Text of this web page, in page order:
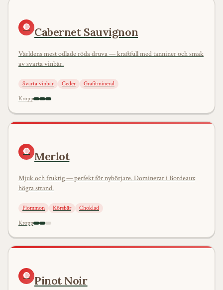
🔴 Cabernet Sauvignon
Världens mest odlade röda druva — kraftfull med tanniner och smak
av svarta vinbär.
Svarta vinbär Ceder
Grafitmineral
Kropp
🔴 Merlot
Mjuk och fruktig — perfekt för nybörjare. Dominerar i Bordeaux
högra strand.
Plommon Körsbär
Choklad
Kropp
🔴 Pinot Noir